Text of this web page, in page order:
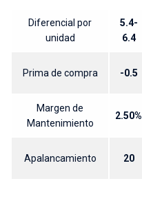
Diferencial por
unidad
5.4-
6.4
Prima de compra -0.5
Margen de
Mantenimiento
2.50%
Apalancamiento 20